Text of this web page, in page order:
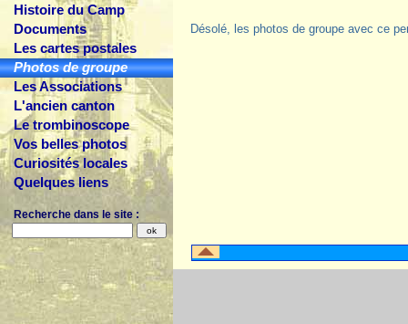
Histoire du Camp
Documents
Les cartes postales
Photos de groupe
Les Associations
L'ancien canton
Le trombinoscope
Vos belles photos
Curiosités locales
Quelques liens
Recherche dans le site :
Désolé, les photos de groupe avec ce